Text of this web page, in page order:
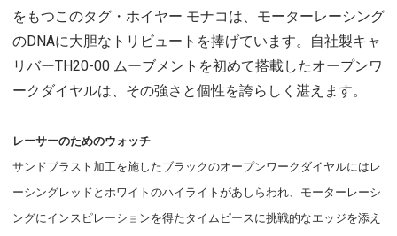
をもつこのタグ・ホイヤー モナコは、モーターレーシング
のDNAに大胆なトリビュートを捧げています。自社製キャ
リバーTH20-00 ムーブメントを初めて搭載したオープンワ
ークダイヤルは、その強さと個性を誇らしく湛えます。
レーサーのためのウォッチ
サンドブラスト加工を施したブラックのオープンワークダイヤルにはレ
ーシングレッドとホワイトのハイライトがあしらわれ、モーターレーシ
ングにインスピレーションを得たタイムピースに挑戦的なエッジを添え